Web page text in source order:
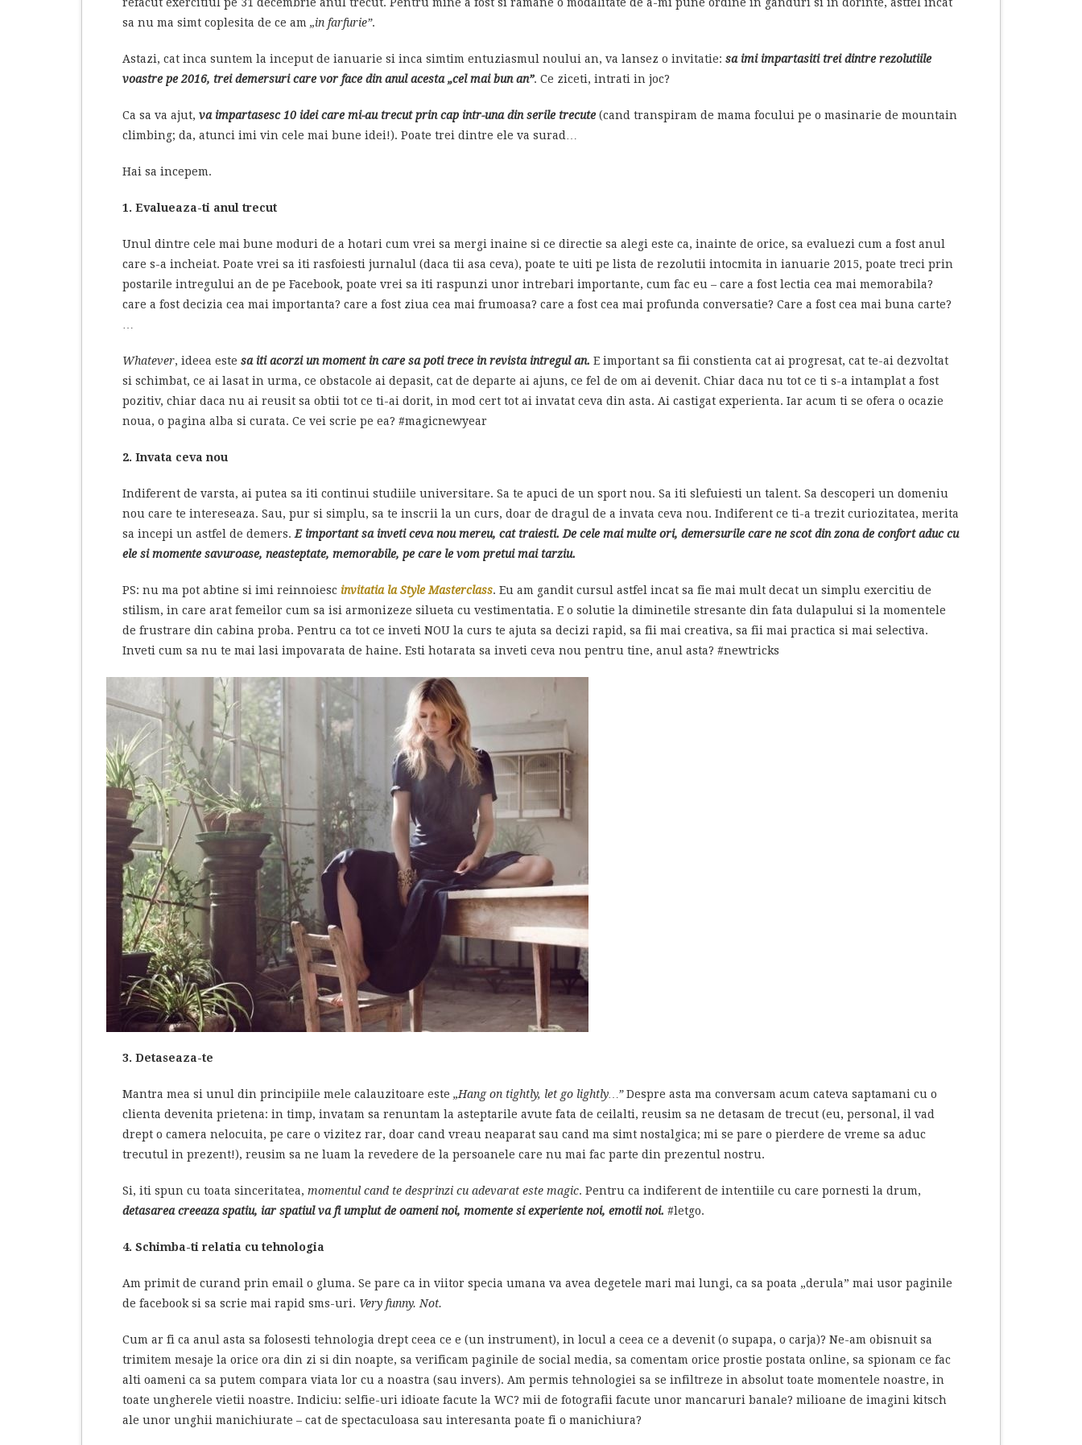
sa nu ma simt coplesita de ce am „in farfurie”.
Astazi, cat inca suntem la inceput de ianuarie si inca simtim entuziasmul noului an, va lansez o invitatie: sa imi impartasiti trei dintre rezolutiile
voastre pe 2016, trei demersuri care vor face din anul acesta „cel mai bun an”. Ce ziceti, intrati in joc?
Ca sa va ajut, va impartasesc 10 idei care mi-au trecut prin cap intr-una din serile trecute(cand transpiram de mama focului pe o masinarie de mountain
climbing; da, atunci imi vin cele mai bune idei!). Poate trei dintre ele va surad…
Hai sa incepem.
1. Evalueaza-ti anul trecut
Unul dintre cele mai bune moduri de a hotari cum vrei sa mergi inaine si ce directie sa alegi este ca, inainte de orice, sa evaluezi cum a fost anul
care s-a incheiat. Poate vrei sa iti rasfoiesti jurnalul (daca tii asa ceva), poate te uiti pe lista de rezolutii intocmita in ianuarie 2015, poate treci prin
postarile intregului an de pe Facebook, poate vrei sa iti raspunzi unor intrebari importante, cum fac eu – care a fost lectia cea mai memorabila?
care a fost decizia cea mai importanta? care a fost ziua cea mai frumoasa? care a fost cea mai profunda conversatie? Care a fost cea mai buna carte?
Whatever, ideea este sa iti acorzi un moment in care sa poti trece in revista intregul an. E important sa fii constienta cat ai progresat, cat te-ai dezvoltat
si schimbat, ce ai lasat in urma, ce obstacole ai depasit, cat de departe ai ajuns, ce fel de om ai devenit. Chiar daca nu tot ce ti s-a intamplat a fost
pozitiv, chiar daca nu ai reusit sa obtii tot ce ti-ai dorit, in mod cert tot ai invatat ceva din asta. Ai castigat experienta. Iar acum ti se ofera o ocazie
noua, o pagina alba si curata. Ce vei scrie pe ea? #magicnewyear
2. Invata ceva nou
Indiferent de varsta, ai putea sa iti continui studiile universitare. Sa te apuci de un sport nou. Sa iti slefuiesti un talent. Sa descoperi un domeniu
nou care te intereseaza. Sau, pur si simplu, sa te inscrii la un curs, doar de dragul de a invata ceva nou. Indiferent ce ti-a trezit curiozitatea, merita
sa incepi un astfel de demers. E important sa inveti ceva nou mereu, cat traiesti. De cele mai multe ori, demersurile care ne scot din zona de confort aduc cu
ele si momente savuroase, neasteptate, memorabile, pe care le vom pretui mai tarziu.
PS: nu ma pot abtine si imi reinnoiesc invitatia la Style Masterclass. Eu am gandit cursul astfel incat sa fie mai mult decat un simplu exercitiu de
stilism, in care arat femeilor cum sa isi armonizeze silueta cu vestimentatia. E o solutie la diminetile stresante din fata dulapului si la momentele
de frustrare din cabina proba. Pentru ca tot ce inveti NOU la curs te ajuta sa decizi rapid, sa fii mai creativa, sa fii mai practica si mai selectiva.
Inveti cum sa nu te mai lasi impovarata de haine. Esti hotarata sa inveti ceva nou pentru tine, anul asta? #newtricks
3. Detaseaza-te
Mantra mea si unul din principiile mele calauzitoare este „Hang on tightly, let go lightly…”Despre asta ma conversam acum cateva saptamani cu o
clienta devenita prietena: in timp, invatam sa renuntam la asteptarile avute fata de ceilalti, reusim sa ne detasam de trecut (eu, personal, il vad
drept o camera nelocuita, pe care o vizitez rar, doar cand vreau neaparat sau cand ma simt nostalgica; mi se pare o pierdere de vreme sa aduc
trecutul in prezent!), reusim sa ne luam la revedere de la persoanele care nu mai fac parte din prezentul nostru.
Si, iti spun cu toata sinceritatea, momentul cand te desprinzi cu adevarat este magic. Pentru ca indiferent de intentiile cu care pornesti la drum,
detasarea creeaza spatiu, iar spatiul va fi umplut de oameni noi, momente si experiente noi, emotii noi. #letgo.
4. Schimba-ti relatia cu tehnologia
Am primit de curand prin email o gluma. Se pare ca in viitor specia umana va avea degetele mari mai lungi, ca sa poata „derula” mai usor paginile
de facebook si sa scrie mai rapid sms-uri. Very funny. Not.
Cum ar fi ca anul asta sa folosesti tehnologia drept ceea ce e (un instrument), in locul a ceea ce a devenit (o supapa, o carja)? Ne-am obisnuit sa
trimitem mesaje la orice ora din zi si din noapte, sa verificam paginile de social media, sa comentam orice prostie postata online, sa spionam ce fac
alti oameni ca sa putem compara viata lor cu a noastra (sau invers). Am permis tehnologiei sa se infiltreze in absolut toate momentele noastre, in
toate ungherele vietii noastre. Indiciu: selfie-uri idioate facute la WC? mii de fotografii facute unor mancaruri banale? milioane de imagini kitsch
ale unor unghii manichiurate – cat de spectaculoasa sau interesanta poate fi o manichiura?